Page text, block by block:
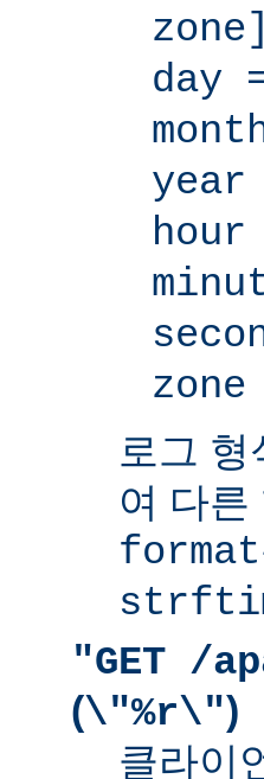
zone]
day
year
hour
로그 형
여 다른
format
"GET /
(\"%r\")
클라이